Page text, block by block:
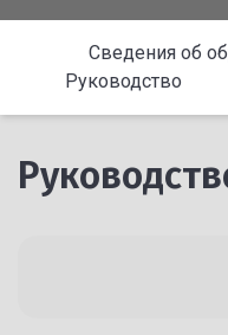
Сведения об
Руководство